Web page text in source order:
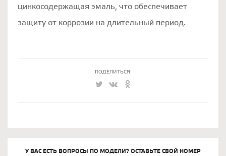
цинкосодержащая эмаль, что обеспечивает
защиту от коррозии на длительный период.
ПОДЕЛИТЬСЯ:
У ВАС ЕСТЬ ВОПРОСЫ ПО МОДЕЛИ? ОСТАВЬТЕ СВОЙ НОМЕР